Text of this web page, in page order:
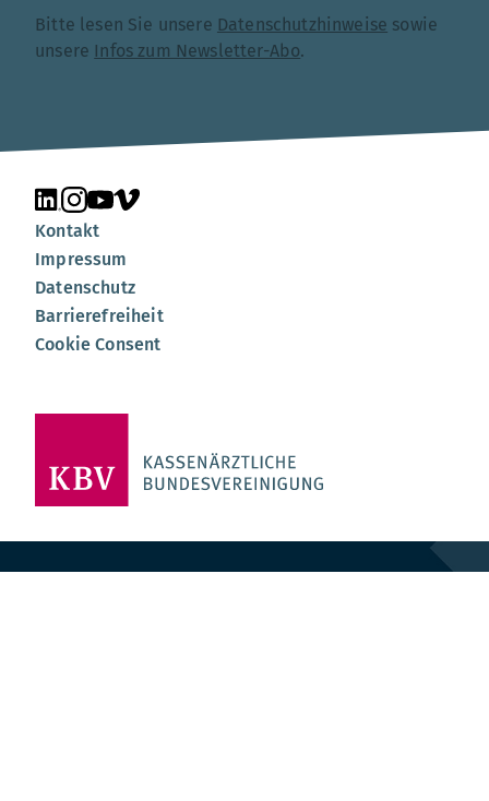
Bitte lesen Sie unsere Datenschutzhinweise sowie
unsere Infos zum Newsletter-Abo.
Unsere Seite auf LinkedIn
Unsere Seite auf Instagram
Unsere Seite auf YouTube
Unsere Seite auf Vimeo
Kontakt
Impressum
Datenschutz
Barrierefreiheit
Cookie Consent